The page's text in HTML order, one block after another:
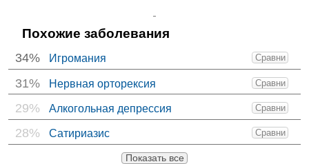
Похожие заболевания
34% Сравни
Игромания
31% Сравни
Нервная орторексия
29% Сравни
Алкогольная депрессия
28% Сравни
Сатириазис
Показать все